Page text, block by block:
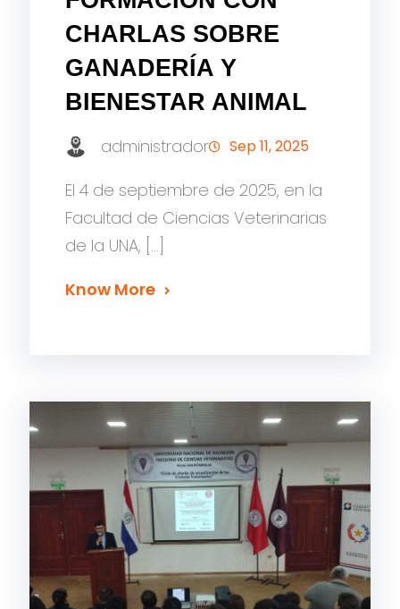
CHARLAS SOBRE
GANADERÍA Y
BIENESTAR ANIMAL
administrador Sep 11, 2025
El 4 de septiembre de 2025, en la
Facultad de Ciencias Veterinarias
de la UNA, […]
Know More